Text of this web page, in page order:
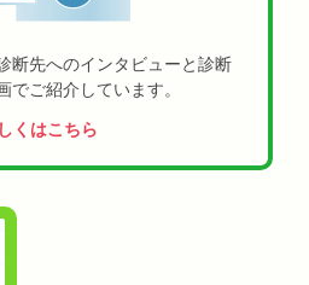
断先へのインタビューと診断
でご紹介しています。
くはこちら